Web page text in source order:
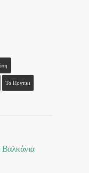
Το Ποντίκι
Βαλκάνια